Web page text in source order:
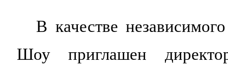
В качестве
Шоу приглашен